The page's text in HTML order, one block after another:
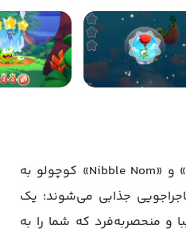
شخصیت محبوب «Om Nom» و «Nibble Nom» کوچولو به
جذابی می‌شوند؛ یک
و منحصربه‌فرد که شما را به